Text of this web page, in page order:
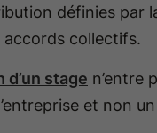
définies par
accords collectifs.
stage n’entre
et non